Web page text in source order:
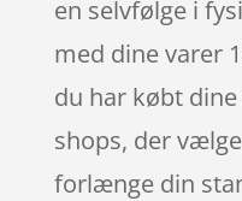
en selvfølge i
med dine varer
du har købt
shops, der
forlænge din